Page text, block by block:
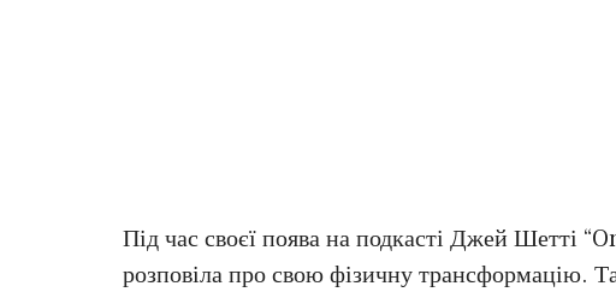
Під час своєї поява на подкасті Джей Шетті
розповіла про свою фізичну трансформацію.